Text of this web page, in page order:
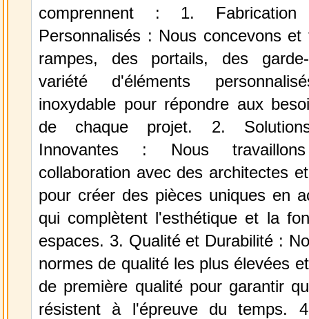
comprennent : 1.
Personnalisés : Nous concevons et
rampes, des portails, des
variété d'éléments
inoxydable pour répondre aux
de chaque projet. 2.
Innovantes : Nous
collaboration avec des architectes
pour créer des pièces uniques en
qui complètent l'esthétique et la
espaces. 3. Qualité et Durabilité :
normes de qualité les plus élevées
de première qualité pour garantir
résistent à l'épreuve du temps.